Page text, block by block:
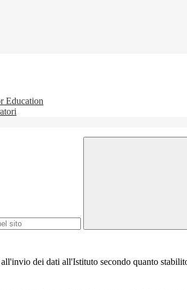
Education
dei dati all'Istituto secondo quanto